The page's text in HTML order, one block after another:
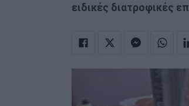
ειδικές διατροφικές